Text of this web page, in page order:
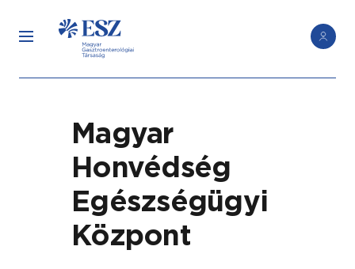
Magyar
Honvédség
Egészségügyi
Központ